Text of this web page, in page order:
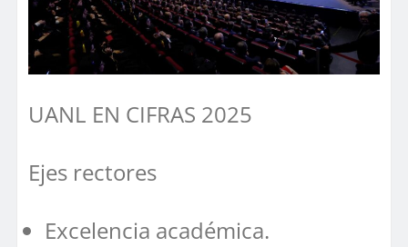
UANL EN CIFRAS 2025
Ejes rectores
Excelencia académica.